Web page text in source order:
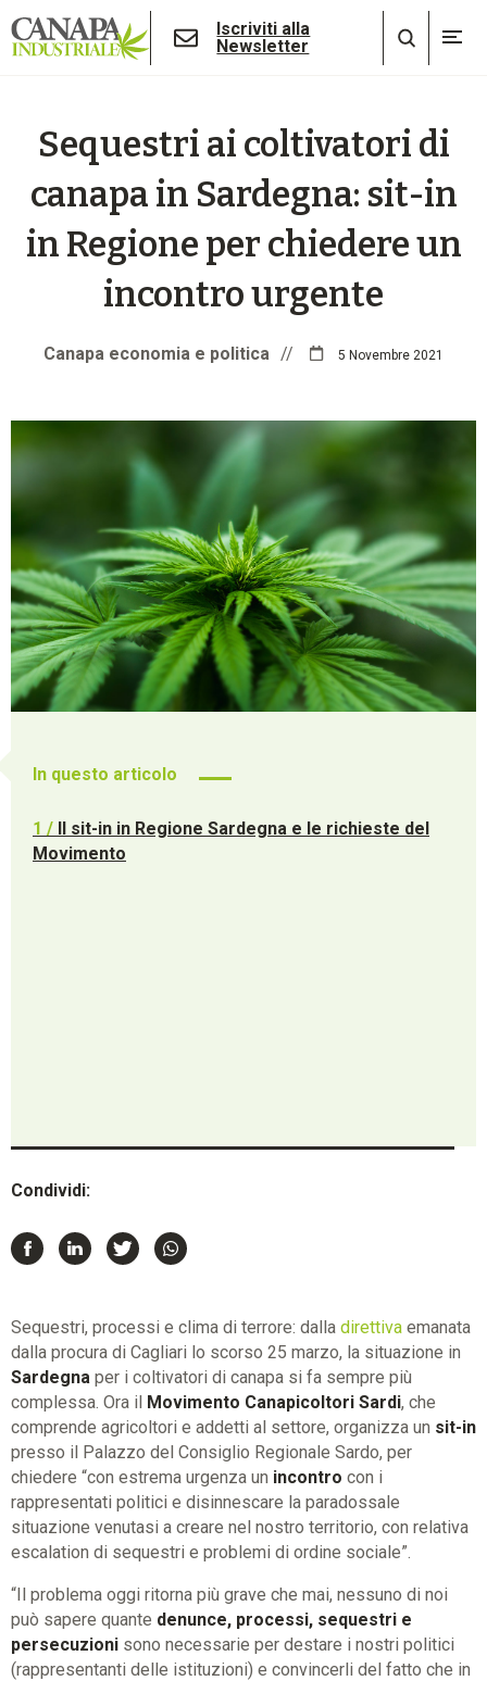
Iscriviti alla
Newsletter
Sequestri ai coltivatori di
canapa in Sardegna: sit-in
in Regione per chiedere un
incontro urgente
Canapa economia e politica // 5 Novembre 2021
In questo articolo
1 / Il sit-in in Regione Sardegna e le richieste del
Movimento
Condividi:
Sequestri, processi e clima di terrore: dalla direttiva emanata
dalla procura di Cagliari lo scorso 25 marzo, la situazione in
Sardegna per i coltivatori di canapa si fa sempre più
complessa. Ora il Movimento Canapicoltori Sardi, che
comprende agricoltori e addetti al settore, organizza un sit-in
presso il Palazzo del Consiglio Regionale Sardo, per
chiedere “con estrema urgenza un incontro con i
rappresentati politici e disinnescare la paradossale
situazione venutasi a creare nel nostro territorio, con relativa
escalation di sequestri e problemi di ordine sociale”.
“Il problema oggi ritorna più grave che mai, nessuno di noi
può sapere quante denunce, processi, sequestri e
persecuzioni sono necessarie per destare i nostri politici
(rappresentanti delle istituzioni) e convincerli del fatto che in